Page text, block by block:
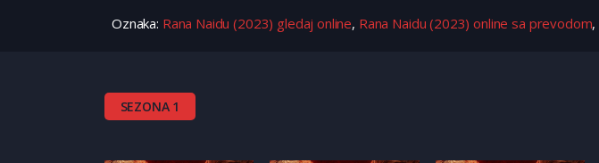
Oznaka: Rana Naidu (2023) gledaj online, Rana Naidu (2023) online sa prevodom,
SEZONA 1